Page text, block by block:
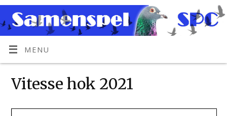
MENU
Vitesse hok 2021